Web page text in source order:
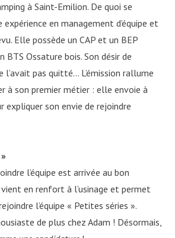
à Saint-Emilion. De quoi se
en management d’équipe et
Elle possède un CAP et un BEP
BTS Ossature bois. Son désir de
pas quitté… L’émission rallume
à son premier métier : elle envoie à
expliquer son envie de rejoindre
l’équipe est arrivée au bon
en renfort à l’usinage et permet
l’équipe « Petites séries ».
de plus chez Adam ! Désormais,